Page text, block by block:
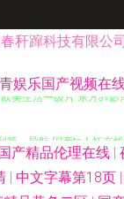
秆蹿科技有限公司
娱乐国产视频在
美生活一级片 东方av
福利免费在线观看
产精品伦理在线 |
| 中文字幕第18页 |